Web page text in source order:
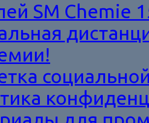
SM Chemie